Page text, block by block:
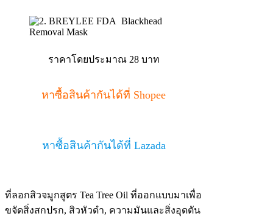
ราคาโดยประมาณ 28 บาท
หาซื้อสินค้ากันได้ที่ Shopee
หาซื้อสินค้ากันได้ที่ Lazada
ที่ลอกสิวจมูกสูตร Tea Tree Oil ที่ออกแบบมาเพื่อ
ขจัดสิ่งสกปรก, สิวหัวดำ, ความมันและสิ่งอุดตัน